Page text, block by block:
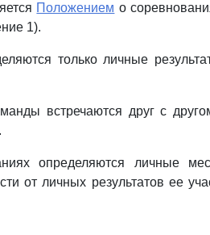
Положением о
1).
только личные
встречаются друг с
определяются личные
от личных результатов ее